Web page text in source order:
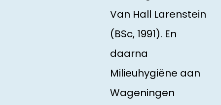
Van Hall Larenstein
(BSc, 1991). En
daarna
Milieuhygiëne aan
Wageningen